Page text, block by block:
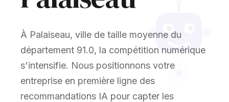
À Palaiseau, ville de taille moyenne du
département 91.0, la compétition numérique
s'intensifie. Nous positionnons votre
entreprise en première ligne des
recommandations IA pour capter les